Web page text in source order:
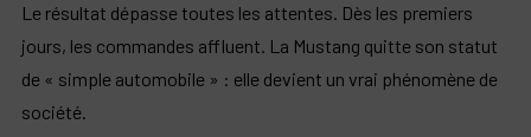
Le résultat dépasse toutes les attentes. Dès les premiers
jours, les commandes affluent. La Mustang quitte son statut
de « simple automobile » : elle devient un vrai phénomène de
société.